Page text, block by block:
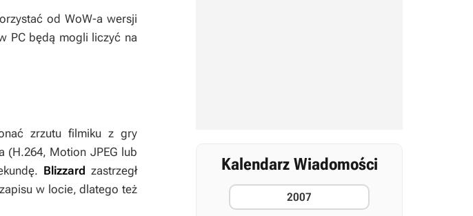
od WoW-a wersji
PC będą mogli liczyć na
zrzutu filmiku z gry
(H.264, Motion JPEG lub
Blizzard zastrzegł
w locie, dlatego też
Kalendarz Wiadomości
2007